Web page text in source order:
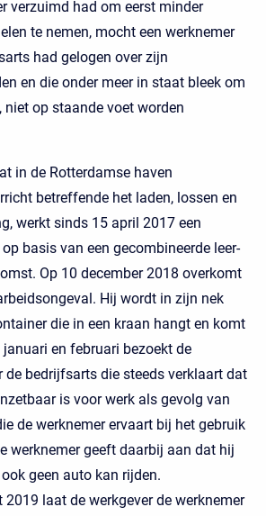
verzuimd had om eerst minder
te nemen, mocht een werknemer
had gelogen over zijn
en die onder meer in staat bleek om
niet op staande voet worden
in de Rotterdamse haven
betreffende het laden, lossen en
werkt sinds 15 april 2017 een
basis van een gecombineerde leer-
Op 10 december 2018 overkomt
Hij wordt in zijn nek
die in een kraan hangt en komt
en februari bezoekt de
de bedrijfsarts die steeds verklaart dat
is voor werk als gevolg van
de werknemer ervaart bij het gebruik
werknemer geeft daarbij aan dat hij
geen auto kan rijden.
laat de werkgever de werknemer